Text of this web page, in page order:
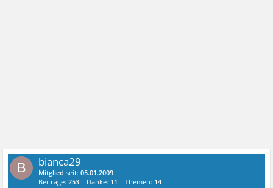
B bianca29
Mitglied seit:05.01.2009
Beiträge:253 Danke: 11 Themen: 14